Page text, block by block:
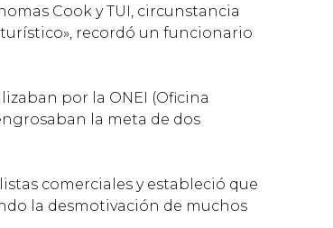
Cook y TUI, circunstancia
recordó un funcionario
por la ONEI (Oficina
la meta de dos
comerciales y estableció que
la desmotivación de muchos